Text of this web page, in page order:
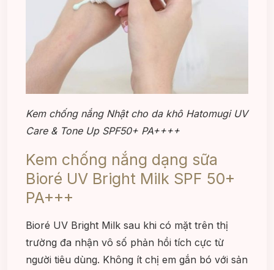
Kem chống nắng Nhật cho da khô Hatomugi UV
Care & Tone Up SPF50+ PA++++
Kem chống nắng dạng sữa
Bioré UV Bright Milk SPF 50+
PA+++
Bioré UV Bright Milk sau khi có mặt trên thị
trường đa nhận vô số phản hồi tích cực từ
người tiêu dùng. Không ít chị em gắn bó với sản